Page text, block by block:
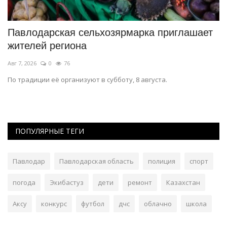
Павлодарская сельхозярмарка приглашает
жителей региона
Авг 7, 2026 0 76
По традиции её организуют в субботу, 8 августа.
ПОПУЛЯРНЫЕ ТЕГИ
Павлодар Павлодарская область полиция спорт
погода Экибастуз дети ремонт Казахстан
Аксу конкурс футбол дчс облачно школа